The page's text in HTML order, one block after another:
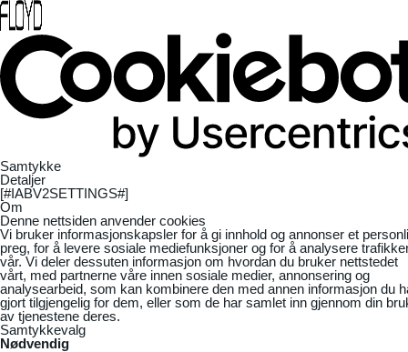
Samtykke
Detaljer
[#IABV2SETTINGS#]
Om
Denne nettsiden anvender cookies
Vi bruker informasjonskapsler for å gi innhold og annonser et
preg, for å levere sosiale mediefunksjoner og for å analysere
vår. Vi deler dessuten informasjon om hvordan du bruker nettstedet
vårt, med partnerne våre innen sosiale medier, annonsering og
analysearbeid, som kan kombinere den med annen informasjon du
gjort tilgjengelig for dem, eller som de har samlet inn gjennom din
av tjenestene deres.
Samtykkevalg
Nødvendig